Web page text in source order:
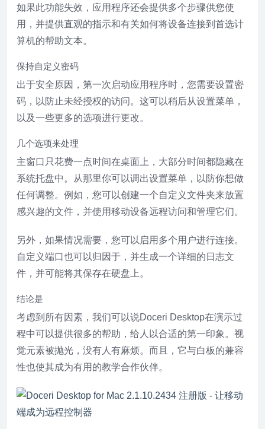
如果此功能失效，应用程序还会提供多个步骤供您使
用，并提供直观的指示和有关如何将设备连接到首选计
算机的帮助文本。
保持自定义密码
出于安全原因，第一次启动应用程序时，您需要设置密
码，以防止未经授权的访问。这可以稍后从设置菜单，
以及一些更多的选项进行更改。
几个选项来处理
主窗口只花费一点时间在桌面上，大部分时间都隐藏在
系统托盘中。从那里你可以调出设置菜单，以防你想做
任何调整。例如，您可以创建一个自定义文件夹来放置
感兴趣的文件，并使用移动设备远程访问和管理它们。
另外，如果情况需要，您可以启用多个用户进行连接。
自定义端口也可以归因于，并生成一个详细的日志文
件，并可能将其保存在硬盘上。
结论是
考虑到所有因素，我们可以说Doceri Desktop在演示过
程中可以提供很多的帮助，给人以合适的第一印象。视
觉元素被抛光，没有人有麻烦。而且，它与白板的兼容
性也使其成为有用的教学合作伙伴。